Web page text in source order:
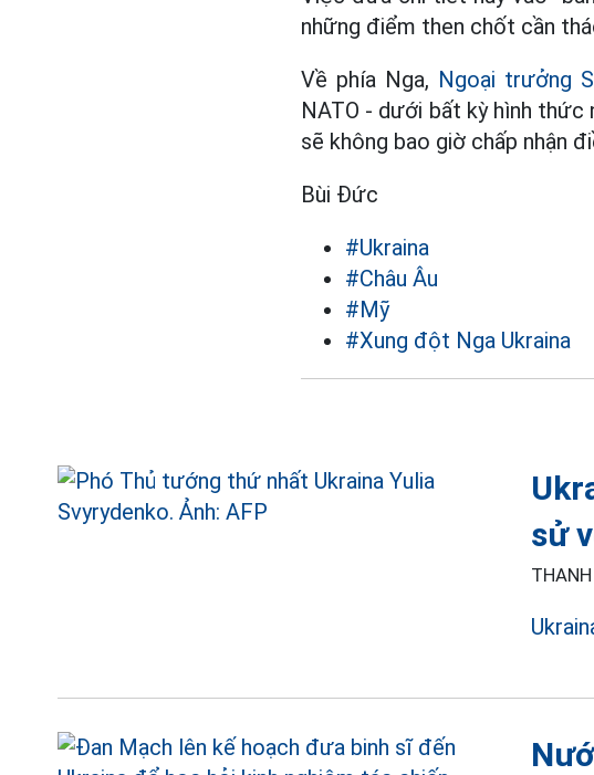
những điểm then chốt cần
Về phía Nga, Ngoại trưởng
NATO - dưới bất kỳ hình thức
sẽ không bao giờ chấp nhận
Bùi Đức
#Ukraina
#Châu Âu
#Mỹ
#Xung đột Nga Ukraina
sử